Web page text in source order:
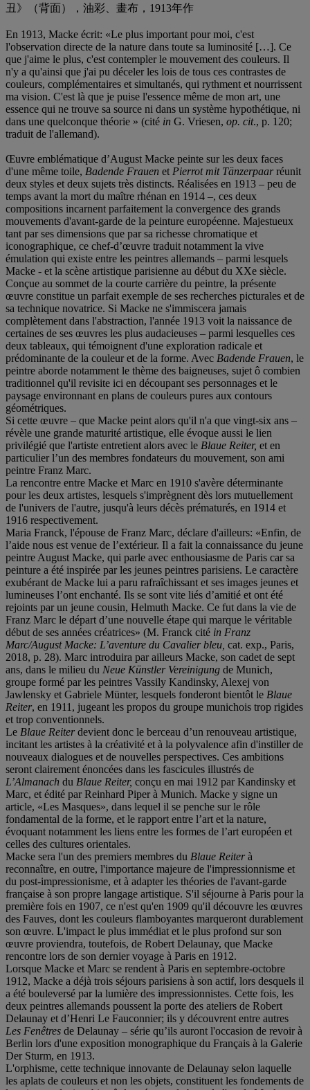
丑》（背面），油彩、畫布，1913年作
En 1913, Macke écrit: «Le plus important pour moi, c'est
l'observation directe de la nature dans toute sa luminosité […]. Ce
que j'aime le plus, c'est contempler le mouvement des couleurs. Il
n'y a qu'ainsi que j'ai pu déceler les lois de tous ces contrastes de
couleurs, complémentaires et simultanés, qui rythment et nourrissent
ma vision. C'est là que je puise l'essence même de mon art, une
essence qui ne trouve sa source ni dans un système hypothétique, ni
dans une quelconque théorie » (cité in G. Vriesen, op. cit., p. 120;
traduit de l'allemand).
Œuvre emblématique d’August Macke peinte sur les deux faces
d'une même toile, Badende Frauen et Pierrot mit Tänzerpaarréunit
deux styles et deux sujets très distincts. Réalisées en 1913 – peu de
temps avant la mort du maître rhénan en 1914 –, ces deux
compositions incarnent parfaitement la convergence des grands
mouvements d'avant-garde de la peinture européenne. Majestueux
tant par ses dimensions que par sa richesse chromatique et
iconographique, ce chef-d’œuvre traduit notamment la vive
émulation qui existe entre les peintres allemands – parmi lesquels
Macke - et la scène artistique parisienne au début du XXe siècle.
Conçue au sommet de la courte carrière du peintre, la présente
œuvre constitue un parfait exemple de ses recherches picturales et de
sa technique novatrice. Si Macke ne s'immiscera jamais
complètement dans l'abstraction, l'année 1913 voit la naissance de
certaines de ses œuvres les plus audacieuses – parmi lesquelles ces
deux tableaux, qui témoignent d'une exploration radicale et
prédominante de la couleur et de la forme. Avec Badende Frauen, le
peintre aborde notamment le thème des baigneuses, sujet ô combien
traditionnel qu'il revisite ici en découpant ses personnages et le
paysage environnant en plans de couleurs pures aux contours
géométriques.
Si cette œuvre – que Macke peint alors qu'il n'a que vingt-six ans –
révèle une grande maturité artistique, elle évoque aussi le lien
privilégié que l'artiste entretient alors avec le Blaue Reiter, et en
particulier l’un des membres fondateurs du mouvement, son ami
peintre Franz Marc.
La rencontre entre Macke et Marc en 1910 s'avère déterminante
pour les deux artistes, lesquels s'imprègnent dès lors mutuellement
de l'univers de l'autre, jusqu'à leurs décès prématurés, en 1914 et
1916 respectivement.
Maria Franck, l'épouse de Franz Marc, déclare d'ailleurs: «Enfin, de
l’aide nous est venue de l’extérieur. Il a fait la connaissance du jeune
peintre August Macke, qui parle avec enthousiasme de Paris car sa
peinture a été inspirée par les jeunes peintres parisiens. Le caractère
exubérant de Macke lui a paru rafraîchissant et ses images jeunes et
lumineuses l’ont enchanté. Ils se sont vite liés d’amitié et ont été
rejoints par un jeune cousin, Helmuth Macke. Ce fut dans la vie de
Franz Marc le départ d’une nouvelle étape qui marque le véritable
début de ses années créatrices» (M. Franck cité in Franz
Marc/August Macke: L’aventure du Cavalier bleu, cat. exp., Paris,
2018, p. 28). Marc introduira par ailleurs Macke, son cadet de sept
ans, dans le milieu du Neue Künstler Vereinigung de Munich,
groupe formé par les peintres Vassily Kandinsky, Alexej von
Jawlensky et Gabriele Münter, lesquels fonderont bientôt le Blaue
Reiter, en 1911, jugeant les propos du groupe munichois trop rigides
et trop conventionnels.
Le Blaue Reiterdevient donc le berceau d’un renouveau artistique,
incitant les artistes à la créativité et à la polyvalence afin d'instiller de
nouveaux dialogues et de nouvelles perspectives. Ces ambitions
seront clairement énoncées dans les fascicules illustrés de
L’Almanach du Blaue Reiter, conçu en mai 1912 par Kandinsky et
Marc, et édité par Reinhard Piper à Munich. Macke y signe un
article, «Les Masques», dans lequel il se penche sur le rôle
fondamental de la forme, et le rapport entre l’art et la nature,
évoquant notamment les liens entre les formes de l’art européen et
celles des cultures orientales.
Macke sera l'un des premiers membres du Blaue Reiterà
reconnaître, en outre, l'importance majeure de l'impressionnisme et
du post-impressionisme, et à adapter les théories de l'avant-garde
française à son propre langage artistique. S'il séjourne à Paris pour la
première fois en 1907, ce n'est qu'en 1909 qu'il découvre les œuvres
des Fauves, dont les couleurs flamboyantes marqueront durablement
son œuvre. L'impact le plus immédiat et le plus profond sur son
œuvre proviendra, toutefois, de Robert Delaunay, que Macke
rencontre lors de son dernier voyage à Paris en 1912.
Lorsque Macke et Marc se rendent à Paris en septembre-octobre
1912, Macke a déjà trois séjours parisiens à son actif, lors desquels il
a été bouleversé par la lumière des impressionnistes. Cette fois, les
deux peintres allemands poussent la porte des ateliers de Robert
Delaunay et d’Henri Le Fauconnier; ils y découvrent entre autres
Les Fenêtres de Delaunay – série qu’ils auront l'occasion de revoir à
Berlin lors d'une exposition monographique du Français à la Galerie
Der Sturm, en 1913.
L'orphisme, cette technique innovante de Delaunay selon laquelle
les aplats de couleurs et non les objets, constituent les fondements de